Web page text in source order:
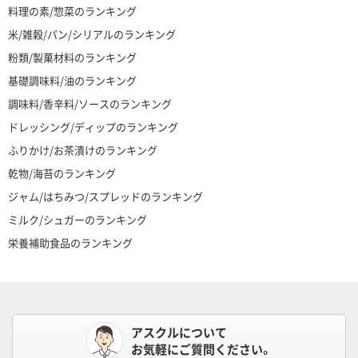
料理の素/惣菜のランキング
米/雑穀/パン/シリアルのランキング
粉類/製菓材料のランキング
基礎調味料/油のランキング
調味料/香辛料/ソースのランキング
ドレッシング/ディップのランキング
ふりかけ/お茶漬けのランキング
乾物/海苔のランキング
ジャム/はちみつ/スプレッドのランキング
ミルク/シュガーのランキング
栄養補助食品のランキング
アスクルについて
お気軽にご質問ください。